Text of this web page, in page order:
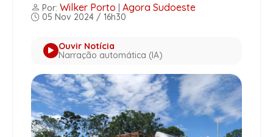
Por: Wilker Porto Agora Sudoeste
05 Nov 2024 / 16h30
Ouvir Notícia
Narração automática (IA)